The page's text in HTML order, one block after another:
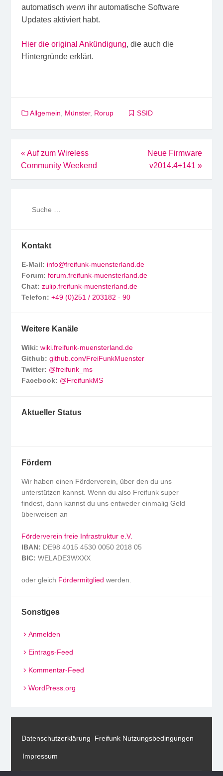
automatisch wennihr automatische Software
Updates aktiviert habt.
Hier die original Ankündigung, die auch die
Hintergründe erklärt.
Allgemein Münster, Rorup SSID
Beitragsnavigation
«Auf zum Wireless
Community Weekend
Neue Firmware
v2014.4+141 »
Kontakt
E-Mail: info@freifunk-muensterland.de
Forum: forum.freifunk-muensterland.de
Chat: zulip.freifunk-muensterland.de
Telefon: +49 (0)251 / 203182 - 90
Weitere Kanäle
Wiki: wiki.freifunk-muensterland.de
Github: github.com/FreiFunkMuenster
Twitter: @freifunk_ms
Facebook: @FreifunkMS
Aktueller Status
Fördern
Wir haben einen Förderverein, über den du uns
unterstützen kannst. Wenn du also Freifunk super
findest, dann kannst du uns entweder einmalig Geld
überweisen an
Förderverein freie Infrastruktur e.V.
IBAN: DE98 4015 4530 0050 2018 05
BIC: WELADE3WXXX
oder gleich Fördermitglied werden.
Sonstiges
Anmelden
Eintrags-Feed
Kommentar-Feed
WordPress.org
Datenschutzerklärung Freifunk Nutzungsbedingungen
Impressum